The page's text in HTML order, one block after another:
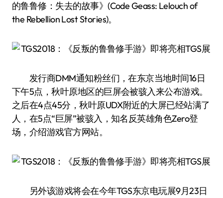
的鲁鲁修：失去的故事》(Code Geass: Lelouch of
the Rebellion Lost Stories)。
发行商DMM通知粉丝们，在东京当地时间16日
下午5点，秋叶原地区的巨屏会被骇入来公布游戏。
之后在4点45分，秋叶原UDX附近的大屏已经站满了
人，在5点“巨屏”被骇入，知名反英雄角色Zero登
场，介绍游戏官方网站。
另外该游戏将会在今年TGS东京电玩展9月23日